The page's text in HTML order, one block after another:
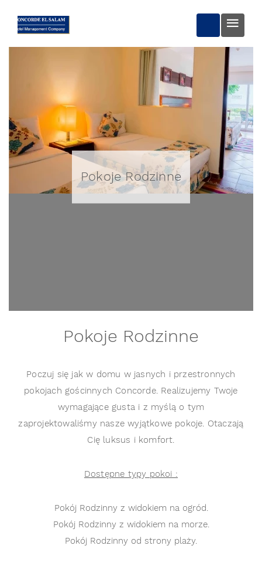
REZERWUJ
Pokoje Rodzinne
Pokoje Rodzinne
Poczuj się jak w domu w jasnych i przestronnych
pokojach gościnnych Concorde. Realizujemy Twoje
wymagające gusta i z myślą o tym
zaprojektowaliśmy nasze wyjątkowe pokoje. Otaczają
Cię luksus i komfort.
Dostępne typy pokoi :
Pokój Rodzinny z widokiem na ogród.
Pokój Rodzinny z widokiem na morze.
Pokój Rodzinny od strony plaży.